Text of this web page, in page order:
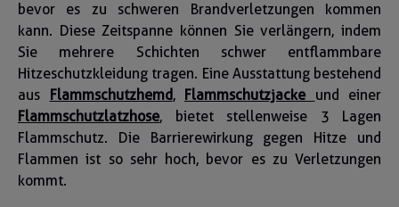
bevor es zu schweren Brandverletzungen kommen
kann. Diese Zeitspanne können Sie verlängern, indem
Sie mehrere Schichten schwer entflammbare
Hitzeschutzkleidung tragen. Eine Ausstattung bestehend
aus
Flammschutzhemd, Flammschutzjacke und einer
Flammschutzlatzhose, bietet stellenweise 3 Lagen
Flammschutz. Die Barrierewirkung gegen Hitze und
Flammen ist so sehr hoch, bevor es zu Verletzungen
kommt.